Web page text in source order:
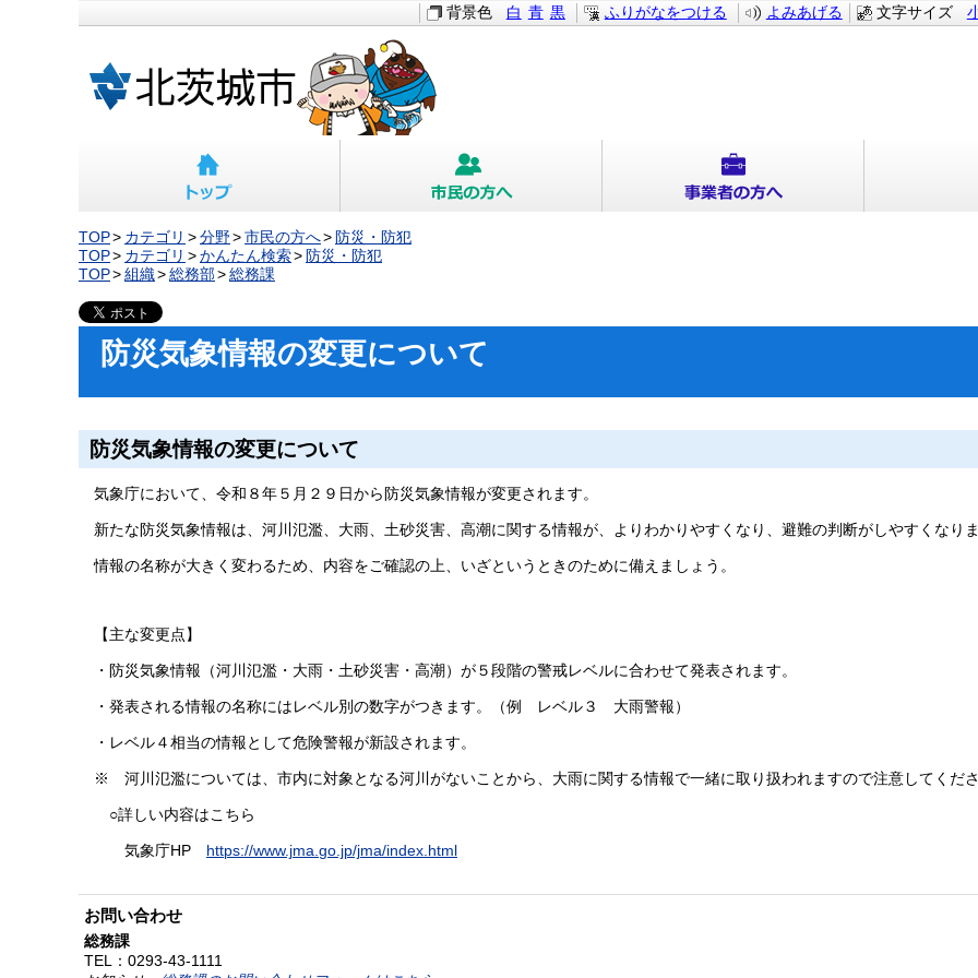
文字サイズ
背景色 白 青 黒 ふりがなをつける よみあげる
TOP カテゴリ 分野 市民の方へ
防災・防犯
TOP
カテゴリ かんたん検索
防災・防犯
TOP
組織 総務部 総務課
防災気象情報の変更について
防災気象情報の変更について
気象庁において、令和８年５月２９日から防災気象情報が変更されます。
新たな防災気象情報は、河川氾濫、大雨、土砂災害、高潮に関する情報が、よりわかりやすくなり、避難の判断がしやすくなりま
情報の名称が大きく変わるため、内容をご確認の上、いざというときのために備えましょう。
【主な変更点】
・防災気象情報（河川氾濫・大雨・土砂災害・高潮）が５段階の警戒レベルに合わせて発表されます。
・発表される情報の名称にはレベル別の数字がつきます。（例 レベル３ 大雨警報）
・レベル４相当の情報として危険警報が新設されます。
※ 河川氾濫については、市内に対象となる河川がないことから、大雨に関する情報で一緒に取り扱われますので注意してくださ
○詳しい内容はこちら
気象庁HP https://www.jma.go.jp/jma/index.html
お問い合わせ
総務課
TEL： 0293-43-1111